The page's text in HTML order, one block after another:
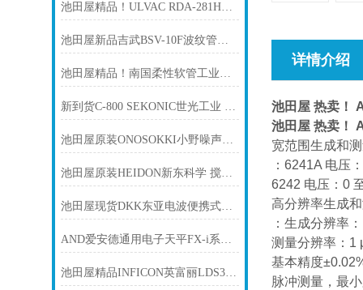
池田屋精品！ULVAC RDA-281H多级罗茨型干泵技术
池田屋新品吉武BSV-10F波纹管截止阀正式发布
池田屋精品！南国柔性软管工业消防法批准软管 NK-9100 参数介绍
新到货C-800 SEKONIC世光工业 光谱仪色温表测光表
池田屋原装ONOSOKKI小野噪声检测软件 GN-1200
池田屋原装HEIDON新东科学 搅拌机BL600产品介绍技术参数
池田屋现货DKK东亚电波便携式光度计DR 900
AND爱安德通用电子天平FX-i系列电子秤 FX-200I
池田屋精品INFICON英富丽LDS3000 氦气泄漏检测器产品介绍技术参数
详情介绍
池田屋 热卖！
池田屋 热卖！
宽范围生成和
：6241A 电压
6242 电压：0
高分辨率生成
：生成分辨率
测量分辨率：1
基本精度
脉冲测量，最